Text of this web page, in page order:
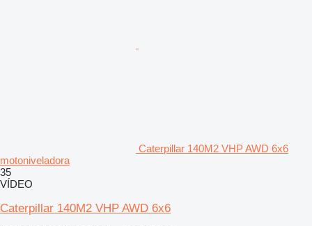
Caterpillar 140M2 VHP AWD 6x6
motoniveladora
35
VÍDEO
Caterpillar 140M2 VHP AWD 6x6